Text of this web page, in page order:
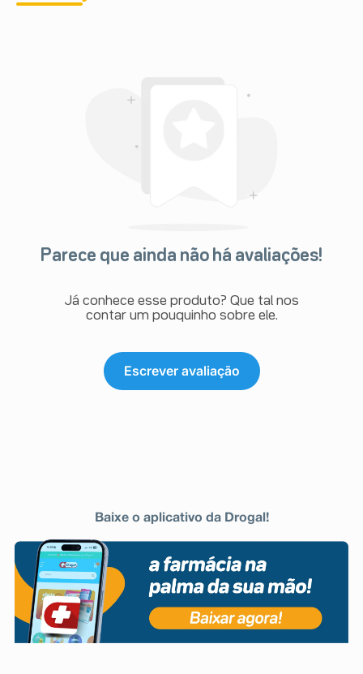
Parece que ainda não há avaliações!
Já conhece esse produto? Que tal nos
contar um pouquinho sobre ele.
Escrever avaliação
Baixe o aplicativo da Drogal!